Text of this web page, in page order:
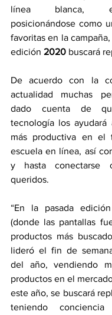
línea blanca,
posicionándose como
favoritas en la
edición 2020 buscará
De acuerdo con la
actualidad muchas
dado cuenta de
tecnología los ayudará
más productiva en el
escuela en línea, así
y hasta conectarse
queridos.
“En la pasada
(donde las pantallas
productos más
lideró el fin de
del año, vendiendo
productos en el
este año, se buscará
teniendo